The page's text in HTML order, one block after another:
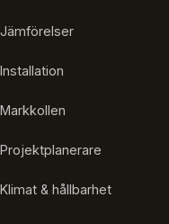
Jämförelser
Installation
Markkollen
Projektplanerare
Klimat & hållbarhet